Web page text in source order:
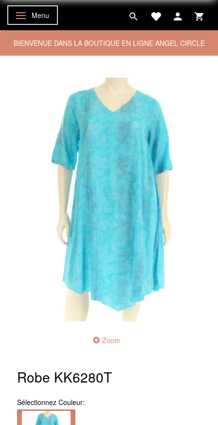
Basculer la navigation
Menu
BIENVENUE DANS LA BOUTIQUE EN LIGNE ANGEL CIRCLE
Zoom
Robe KK6280T
Sélectionnez Couleur: